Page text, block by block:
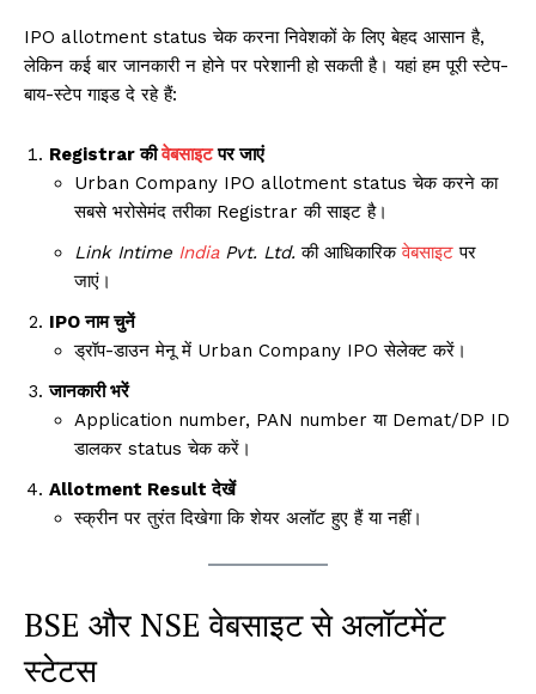
IPO allotment status चेक करना निवेशकों के लिए बेहद आसान है,
लेकिन कई बार जानकारी न होने पर परेशानी हो सकती है। यहां हम पूरी स्टेप-
बाय-स्टेप गाइड दे रहे हैं:
Registrar कीवेबसाइटपर जाएं
Urban Company IPO allotment status चेक करने का
सबसे भरोसेमंद तरीका Registrar की साइट है।
Link Intime IndiaPvt. Ltd. की आधिकारिकवेबसाइट पर
जाएं।
IPO नाम चुनें
ड्रॉप-डाउन मेनू में Urban Company IPO सेलेक्ट करें।
जानकारी भरें
Application number, PAN number या Demat/DP ID
डालकर status चेक करें।
Allotment Result देखें
स्क्रीन पर तुरंत दिखेगा कि शेयर अलॉट हुए हैं या नहीं।
BSE और NSE वेबसाइट से अलॉटमेंट
स्टेटस